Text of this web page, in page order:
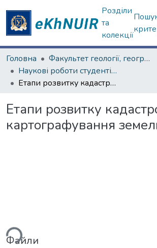
Розділи
та
колекції
Головна
Факультет геології, географіії, рекреації і туризму
Наукові роботи студентів та аспірантів. Факультет геології, географіії, рекреації і туризму
Етапи розвитку кадастрового картографування земель України
Етапи розвитку
картографування
Файли